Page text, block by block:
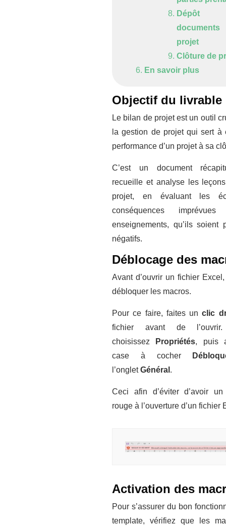
Dépôt
projet
Clôture de
En savoir plus
Objectif du livrable
Le bilan de projet est un outil
la gestion de projet qui sert à
performance d’un projet à sa
C’est un document
recueille et analyse les
projet, en évaluant les
conséquences
enseignements, qu’ils soient
négatifs.
Déblocage des
Avant d’ouvrir un fichier
débloquer les macros.
Pour ce faire, faites unclic
fichier avant de l’ouvrir.
choisissez
Propriétés, puis
case à cocher
l’ongletGénéral .
Ceci afin d’éviter d’avoir un
rouge à l’ouverture d’un fichier
Activation des
Pour s’assurer du bon
template, vérifiez que les